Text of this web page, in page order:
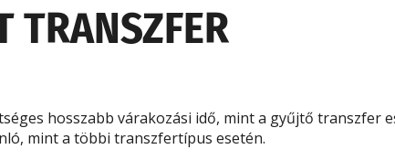
TRANSZFER
hosszabb várakozási idő, mint a gyűjtő transzfer
mint a többi transzfertípus esetén.